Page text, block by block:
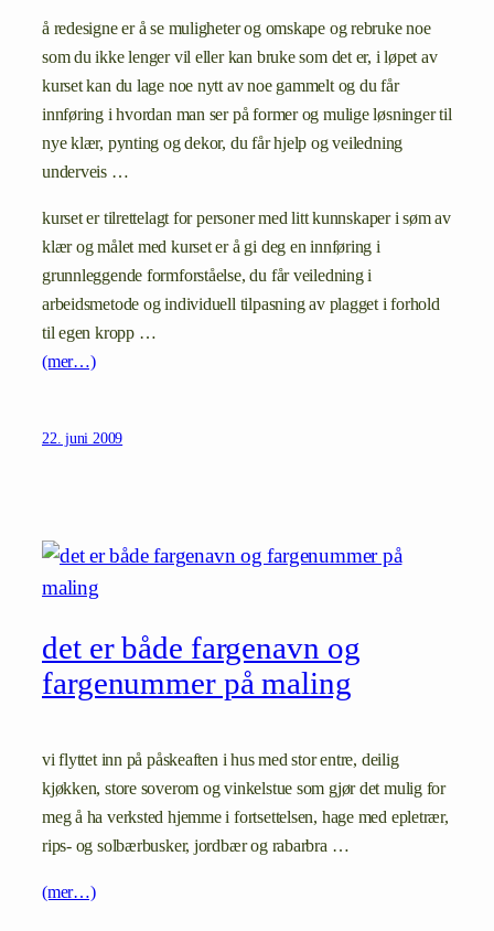
å redesigne er å se muligheter og omskape og rebruke noe
som du ikke lenger vil eller kan bruke som det er, i løpet av
kurset kan du lage noe nytt av noe gammelt og du får
innføring i hvordan man ser på former og mulige løsninger til
nye klær, pynting og dekor, du får hjelp og veiledning
underveis …
kurset er tilrettelagt for personer med litt kunnskaper i søm av
klær og målet med kurset er å gi deg en innføring i
grunnleggende formforståelse, du får veiledning i
arbeidsmetode og individuell tilpasning av plagget i forhold
til egen kropp …
(mer…)
22. juni 2009
det er både fargenavn og
fargenummer på maling
vi flyttet inn på påskeaften i hus med stor entre, deilig
kjøkken, store soverom og vinkelstue som gjør det mulig for
meg å ha verksted hjemme i fortsettelsen, hage med epletrær,
rips- og solbærbusker, jordbær og rabarbra …
(mer…)